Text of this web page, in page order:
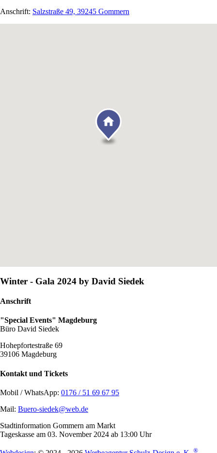
Anschrift: Salzstraße 49, 39245 Gommern
Winter - Gala 2024 by David Siedek
Anschrift
"Special Events" Magdeburg
Büro David Siedek
Hohepfortestraße 69
39106 Magdeburg
Kontakt und Tickets
Mobil / WhatsApp: 0176 / 51 69 67 95
Mail: Buero-siedek@web.de
Stadtinformation Gommern am Markt
Tageskasse am 03. November 2024 ab 13:00 Uhr
®